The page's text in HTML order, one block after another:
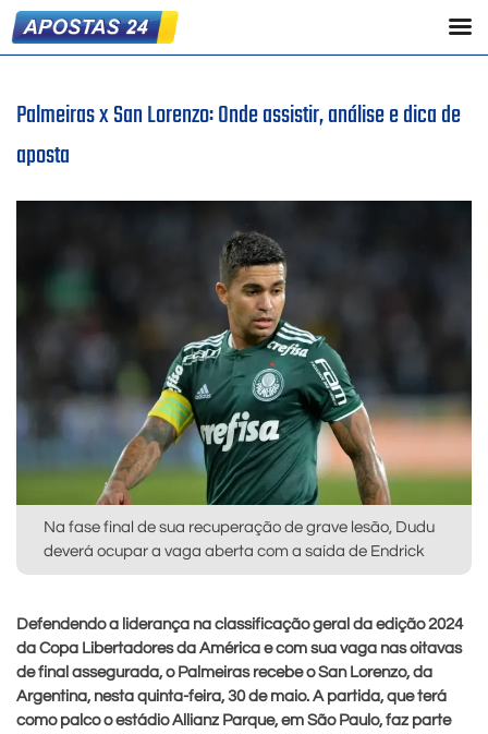
Palmeiras x San Lorenzo: Onde assistir, análise e dica de
aposta
Na fase final de sua recuperação de grave lesão, Dudu
deverá ocupar a vaga aberta com a saída de Endrick
Defendendo a liderança na classificação geral da edição 2024
da Copa Libertadores da América e com sua vaga nas oitavas
de final assegurada, o Palmeiras recebe o San Lorenzo, da
Argentina, nesta quinta-feira, 30 de maio. A partida, que terá
como palco o estádio Allianz Parque, em São Paulo, faz parte